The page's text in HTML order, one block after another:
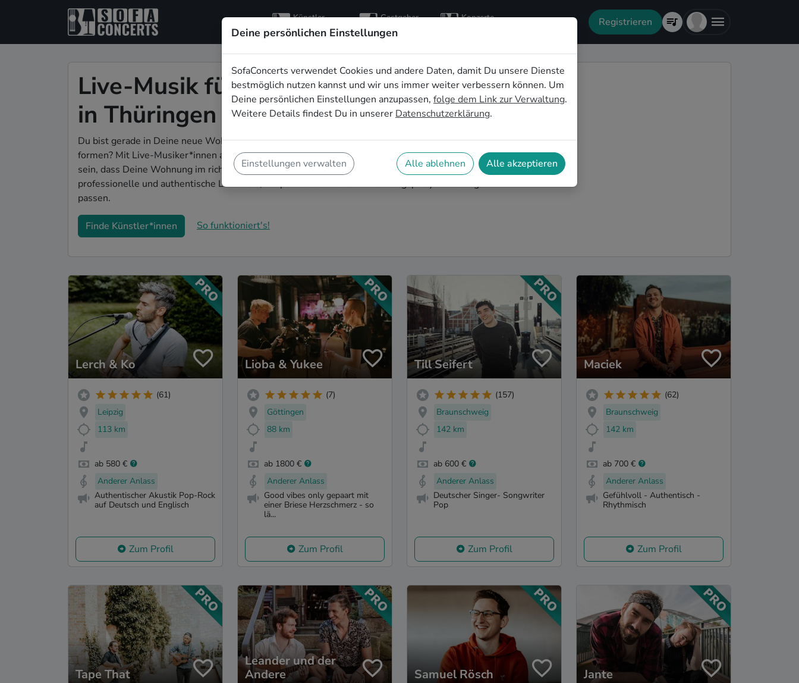
Künstler
entdecken
Gastgeber Konzerte Registrieren
Live-Musik für die Einweihungsparty
in Thüringen
Du bist gerade in Deine neue Wohnung eingezogen und möchtest jetzt die ersten Erinnerungen
formen? Mit Live-Musiker*innen auf Deiner Einweihungsparty in Thüringen kannst Du Dir sicher
sein, dass Deine Wohnung im richtigen Glanz erstrahlt. Auf SofaConcerts findest Du
professionelle und authentische Live-Acts, die perfekt auf Deine Einweihungsparty in Thüringen
passen.
Finde Künstler*innen So funktioniert's!
Lerch & Ko
(61)
Leipzig
113 km
ab 580 €
Anderer Anlass
Authentischer Akustik Pop-Rock
auf Deutsch und Englisch
Zum Profil
Lioba & Yukee
(7)
Göttingen
88 km
ab 1800 €
Anderer Anlass
Good vibes only gepaart mit
einer Briese Herzschmerz - so
lä...
Zum Profil
Till Seifert
(157)
Braunschweig
142 km
ab 600 €
Anderer Anlass
Deutscher Singer- Songwriter
Pop
Zum Profil
Maciek
(62)
Braunschweig
142 km
ab 700 €
Anderer Anlass
Gefühlvoll - Authentisch -
Rhythmisch
Zum Profil
Tape That
Leander und der
Andere
Samuel Rösch Jante
Deine persönlichen Einstellungen
SofaConcerts verwendet Cookies und andere Daten, damit Du unsere Dienste
bestmöglich nutzen kannst und wir uns immer weiter verbessern können. Um
Deine persönlichen Einstellungen anzupassen, folge dem Link zur Verwaltung.
Weitere Details findest Du in unserer Datenschutzerklärung.
Einstellungen verwalten Alle ablehnen Alle akzeptieren